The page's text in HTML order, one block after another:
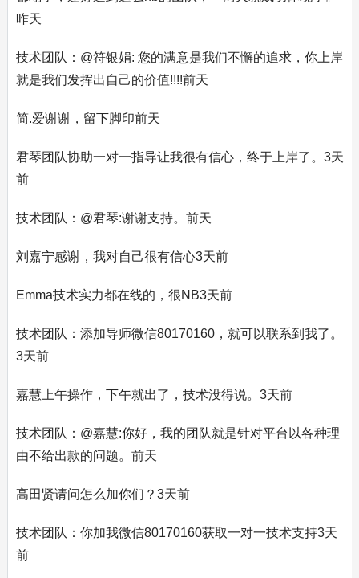
昨天
技术团队：@符银娟: 您的满意是我们不懈的追求，你上岸
就是我们发挥出自己的价值!!!!前天
简.爱谢谢，留下脚印前天
君琴团队协助一对一指导让我很有信心，终于上岸了。3天
前
技术团队：@君琴:谢谢支持。前天
刘嘉宁感谢，我对自己很有信心3天前
Emma技术实力都在线的，很NB3天前
技术团队：添加导师微信80170160，就可以联系到我了。
3天前
嘉慧上午操作，下午就出了，技术没得说。3天前
技术团队：@嘉慧:你好，我的团队就是针对平台以各种理
由不给出款的问题。前天
高田贤请问怎么加你们？3天前
技术团队：你加我微信80170160获取一对一技术支持3天
前